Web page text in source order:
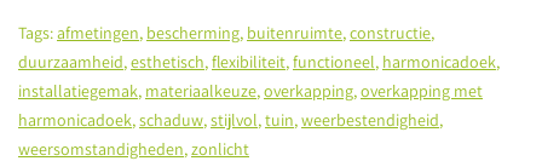
Tags:afmetingen, bescherming, buitenruimte,constructie,
duurzaamheid,esthetisch,flexibiliteit,functioneel, harmonicadoek,
installatiegemak, materiaalkeuze,overkapping,overkapping met
harmonicadoek,schaduw,stijlvol,tuin,weerbestendigheid,
weersomstandigheden,zonlicht